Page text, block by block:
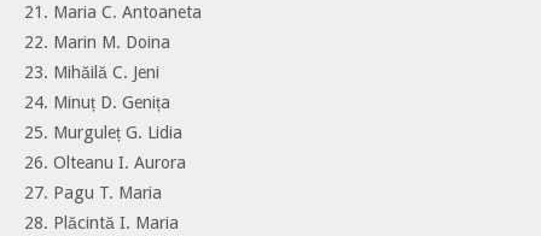
21. Maria C. Antoaneta
22. Marin M. Doina
23. Mihăilă C. Jeni
24. Minuț D. Genița
25. Murguleț G. Lidia
26. Olteanu I. Aurora
27. Pagu T. Maria
28. Plăcintă I. Maria